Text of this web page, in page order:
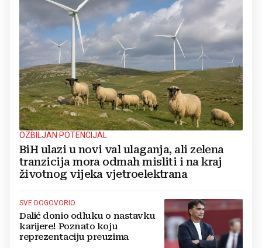
OZBILJAN POTENCIJAL
BiH ulazi u novi val ulaganja, ali zelena
tranzicija mora odmah misliti i na kraj
životnog vijeka vjetroelektrana
SVE DOGOVORIO
Dalić donio odluku o nastavku
karijere! Poznato koju
reprezentaciju preuzima